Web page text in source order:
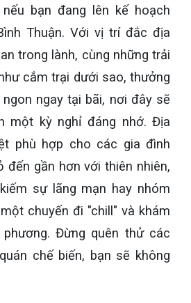
bạn đang lên kế hoạch
Thuận. Với vị trí đắc địa
trong lành, cùng những trải
cắm trại dưới sao, thưởng
ngay tại bãi, nơi đây sẽ
một kỳ nghỉ đáng nhớ. Địa
phù hợp cho các gia đình
đến gần hơn với thiên nhiên,
sự lãng mạn hay nhóm
chuyến đi "chill" và khám
Đừng quên thử các
chế biến, bạn sẽ không